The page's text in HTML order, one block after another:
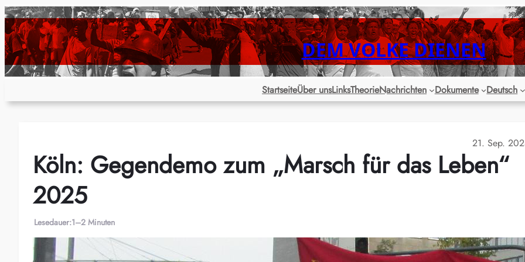
Zum
Inhalt
springen
DEM VOLKE DIENEN
StartseiteÜber unsLinksTheorieNachrichten Dokumente Deutsch
21. Sep.
Köln: Gegendemo zum „Marsch für das Leben“
2025
Lesedauer:1–2 Minuten